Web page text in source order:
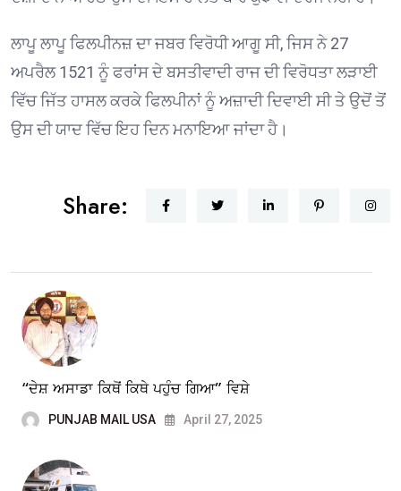
ਲਾਪੂ ਲਾਪੂ ਫਿਲਪੀਨਜ਼ ਦਾ ਜਬਰ ਵਿਰੋਧੀ ਆਗੂ ਸੀ, ਜਿਸ ਨੇ 27
ਅਪਰੈਲ 1521 ਨੂੰ ਫਰਾਂਸ ਦੇ ਬਸਤੀਵਾਦੀ ਰਾਜ ਦੀ ਵਿਰੋਧਤਾ ਲੜਾਈ
ਵਿੱਚ ਜਿੱਤ ਹਾਸਲ ਕਰਕੇ ਫਿਲਪੀਨਾਂ ਨੂੰ ਅਜ਼ਾਦੀ ਦਿਵਾਈ ਸੀ ਤੇ ਉਦੋਂ ਤੋਂ
ਉਸ ਦੀ ਯਾਦ ਵਿੱਚ ਇਹ ਦਿਨ ਮਨਾਇਆ ਜਾਂਦਾ ਹੈ।
Share:
“ਦੇਸ਼ ਅਸਾਡਾ ਕਿਥੋਂ ਕਿਥੇ ਪਹੁੰਚ ਗਿਆ” ਵਿਸ਼ੇ
PUNJAB MAIL USA April 27, 2025